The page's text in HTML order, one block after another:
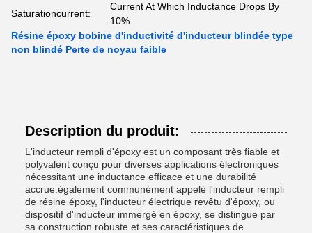
Saturationcurrent:
Current At Which Inductance Drops By
10%
Résine époxy bobine d'inductivité d'inducteur blindée type
non blindé Perte de noyau faible
Description du produit:
L'inducteur rempli d'époxy est un composant très fiable et
polyvalent conçu pour diverses applications électroniques
nécessitant une inductance efficace et une durabilité
accrue.également communément appelé l'inducteur rempli
de résine époxy, l'inducteur électrique revêtu d'époxy, ou
dispositif d'inducteur immergé en époxy, se distingue par
sa construction robuste et ses caractéristiques de